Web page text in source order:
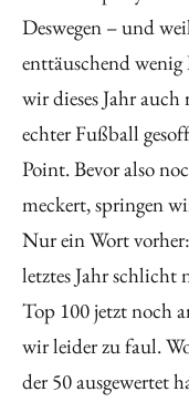
Deswegen – und
enttäuschend
wir dieses Jahr
echter Fußball
Point. Bevor also
meckert, springen
Nur ein Wort
letztes Jahr
Top 100 jetzt noch
wir leider zu faul.
der 50 ausgewertet